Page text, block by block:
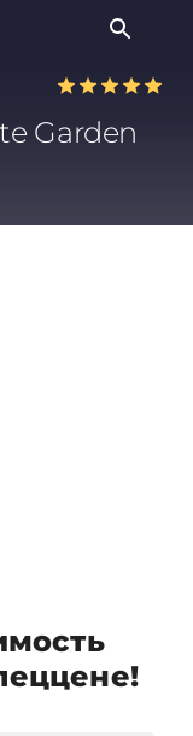
Garden